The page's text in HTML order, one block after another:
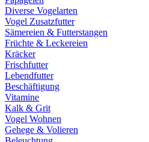
Diverse Vogelarten
Vogel Zusatzfutter
Sämereien & Futterstangen
Früchte & Leckereien
Kräcker
Frischfutter
Lebendfutter
Beschäftigung
Vitamine
Kalk & Grit
Vogel Wohnen
Gehege & Volieren